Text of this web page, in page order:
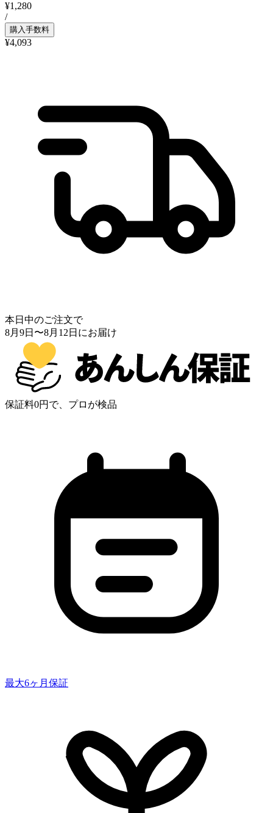
¥1,280
/
購入手数料
¥4,093
本日中のご注文で
8月9日 〜8月12日 にお届け
保証料0円で、プロが検品
最大6ヶ月保証